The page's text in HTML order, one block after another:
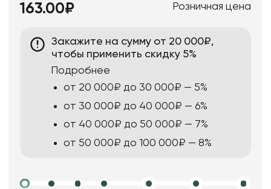
163.00₽ Розничная цена
Закажите на сумму от 20 000₽,
чтобы применить скидку 5%
Подробнее
от 20 000₽ до 30 000₽ — 5%
от 30 000₽ до 40 000₽ — 6%
от 40 000₽ до 50 000₽ — 7%
от 50 000₽ до 100 000₽ — 8%